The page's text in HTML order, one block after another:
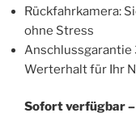
Rückfahrkamera:
ohne Stress
Anschlussgarantie
Werterhalt für Ihr
Sofort verfügbar